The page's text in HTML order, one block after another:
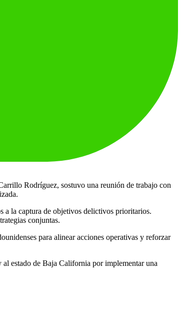
Rodríguez, sostuvo una reunión de trabajo con
a la captura de objetivos delictivos prioritarios.
conjuntas.
para alinear acciones operativas y reforzar
estado de Baja California por implementar una